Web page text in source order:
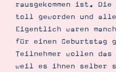
rausgekommen ist.
toll geworden und
Eigentlich waren
für einen Geburtstag
Teilnehmer wollen
weil es ihnen selber